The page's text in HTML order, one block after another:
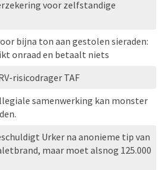
voor zelfstandige
bijna ton aan gestolen sieraden:
onraad en betaalt niets
risicodrager TAF
samenwerking kan monster
Urker na anonieme tip van
maar moet alsnog 125.000